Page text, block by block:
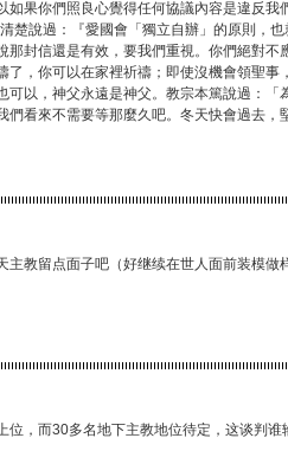
如果你們照良心覺得任何協議內容是違反我
楚說過：『愛國會「獨立自辦」的原則，
那封信還是有效，要我們重視。你們絕對不
了，你可以在家裡祈禱；即使沒機會領聖事
可以，神父永遠是神父。教宗本篤說過：「
們看來不需要等那麼久吧。冬天快會過去，
主教留点面子吧（好继续在世人面前装模做
位，而30多名地下主教地位待定，这谈判谁